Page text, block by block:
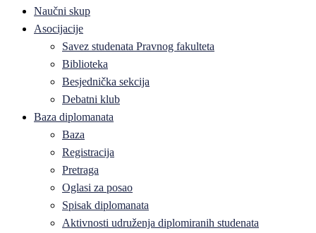
Naučni skup
Asocijacije
Savez studenata Pravnog fakulteta
Biblioteka
Besjednička sekcija
Debatni klub
Baza diplomanata
Baza
Registracija
Pretraga
Oglasi za posao
Spisak diplomanata
Aktivnosti udruženja diplomiranih studenata